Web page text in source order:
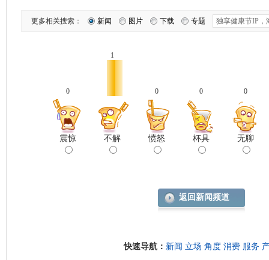
更多相关搜索： 新闻 图片 下载 专题
0
震惊
1
不解
0
愤怒
0
杯具
0
无聊
返回新闻频道
快速导航： 新闻 立场 角度 消费 服务